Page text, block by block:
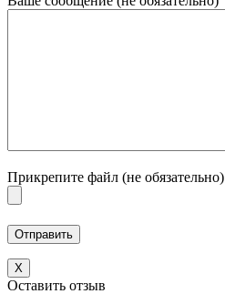
Прикрепите файл (не обязательно)
X
Оставить отзыв